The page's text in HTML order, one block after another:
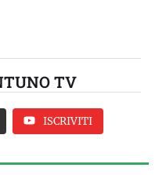
TV
ISCRIVITI